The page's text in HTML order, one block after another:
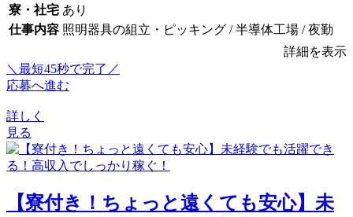
寮・社宅 あり
仕事内容 照明器具の組立・ピッキング / 半導体工場 / 夜勤
詳細を表示
＼最短45秒で完了／
応募へ進む
詳しく
見る
【寮付き！ちょっと遠くても安心】未